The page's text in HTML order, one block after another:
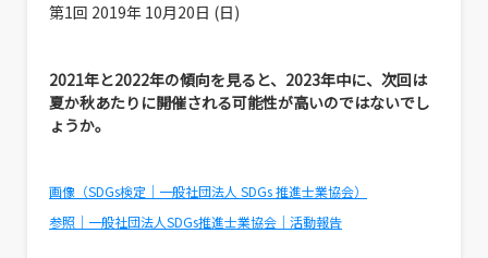
第1回 2019年 10月20日 (日)
2021年と2022年の傾向を見ると、2023年中に、次回は
夏か秋あたりに開催される可能性が高いのではないでし
ょうか。
画像（SDGs検定｜一般社団法人 SDGs 推進士業協会）
参照｜一般社団法人SDGs推進士業協会｜活動報告